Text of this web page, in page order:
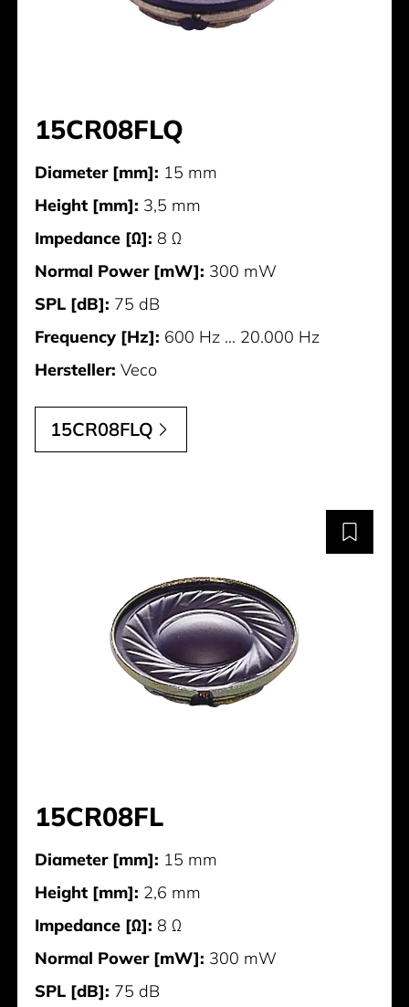
15CR08FLQ
Diameter [mm]: 15 mm
Height [mm]: 3,5 mm
Impedance [Ω]: 8 Ω
Normal Power [mW]: 300 mW
SPL [dB]: 75 dB
Frequency [Hz]: 600 Hz ... 20.000 Hz
Hersteller: Veco
15CR08FLQ
15CR08FL
Diameter [mm]: 15 mm
Height [mm]: 2,6 mm
Impedance [Ω]: 8 Ω
Normal Power [mW]: 300 mW
SPL [dB]: 75 dB